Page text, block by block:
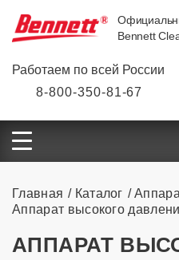
Bennett
Работаем по всей России
8-800-350-81-67
Главная Каталог
Аппарат высокого
АППАРАТ